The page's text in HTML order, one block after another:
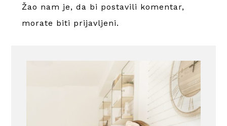
Žao nam je, da bi postavili komentar,
morate biti prijavljeni.